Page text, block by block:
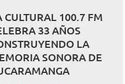
CULTURAL 100.7 FM
33 AÑOS
LA
SONORA DE